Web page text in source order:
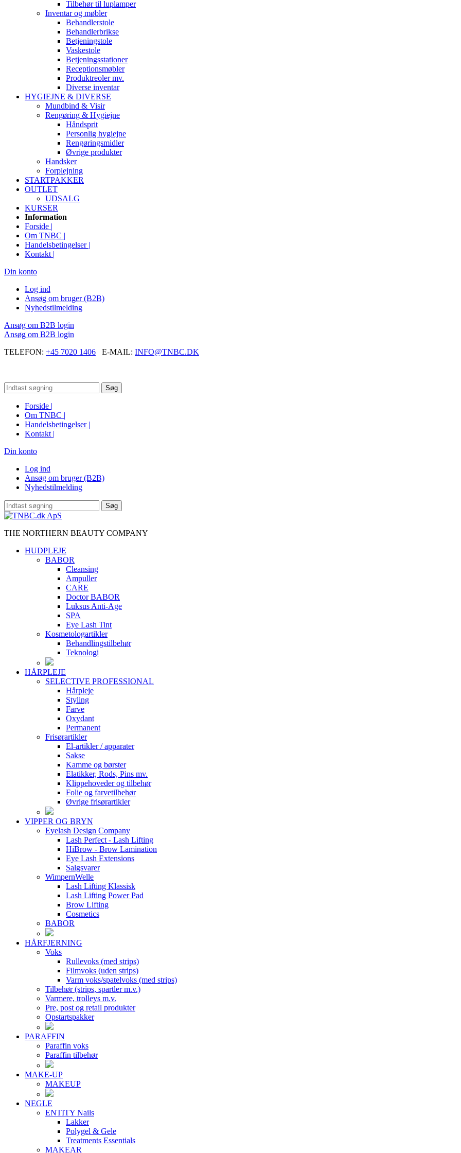
Tilbehør til luplamper
Inventar og møbler
Behandlerstole
Behandlerbrikse
Betjeningstole
Vaskestole
Betjeningsstationer
Receptionsmøbler
Produktreoler mv.
Diverse inventar
HYGIEJNE & DIVERSE
Mundbind & Visir
Rengøring & Hygiejne
Håndsprit
Personlig hygiejne
Rengøringsmidler
Øvrige produkter
Handsker
Forplejning
STARTPAKKER
OUTLET
UDSALG
KURSER
Information
Forside |
Om TNBC |
Handelsbetingelser |
Kontakt |
Din konto
Log ind
Ansøg om bruger (B2B)
Nyhedstilmelding
Ansøg om B2B login
Ansøg om B2B login
TELEFON: +45 7020 1406 E-MAIL: INFO@TNBC.DK
Søg
Forside |
Om TNBC |
Handelsbetingelser |
Kontakt |
Din konto
Log ind
Ansøg om bruger (B2B)
Nyhedstilmelding
Søg
THE NORTHERN BEAUTY COMPANY
HUDPLEJE
BABOR
Cleansing
Ampuller
CARE
Doctor BABOR
Luksus Anti-Age
SPA
Eye Lash Tint
Kosmetologartikler
Behandlingstilbehør
Teknologi
HÅRPLEJE
SELECTIVE PROFESSIONAL
Hårpleje
Styling
Farve
Oxydant
Permanent
Frisørartikler
El-artikler / apparater
Sakse
Kamme og børster
Elatikker, Rods, Pins mv.
Klippehoveder og tilbehør
Folie og farvetilbehør
Øvrige frisørartikler
VIPPER OG BRYN
Eyelash Design Company
Lash Perfect - Lash Lifting
HiBrow - Brow Lamination
Eye Lash Extensions
Salgsvarer
WimpernWelle
Lash Lifting Klassisk
Lash Lifting Power Pad
Brow Lifting
Cosmetics
BABOR
HÅRFJERNING
Voks
Rullevoks (med strips)
Filmvoks (uden strips)
Varm voks/spatelvoks (med strips)
Tilbehør (strips, spartler m.v.)
Varmere, trolleys m.v.
Pre, post og retail produkter
Opstartspakker
PARAFFIN
Paraffin voks
Paraffin tilbehør
MAKE-UP
MAKEUP
NEGLE
ENTITY Nails
Lakker
Polygel & Gele
Treatments Essentials
MAKEAR